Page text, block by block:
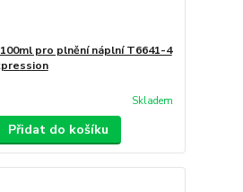
pro plnění náplní T6641-4
Skladem
Přidat do košíku